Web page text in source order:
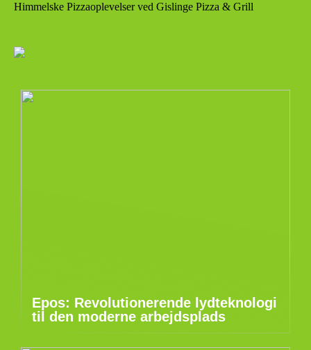
Himmelske Pizzaoplevelser ved Gislinge Pizza & Grill
Epos: Revolutionerende lydteknologi
til den moderne arbejdsplads